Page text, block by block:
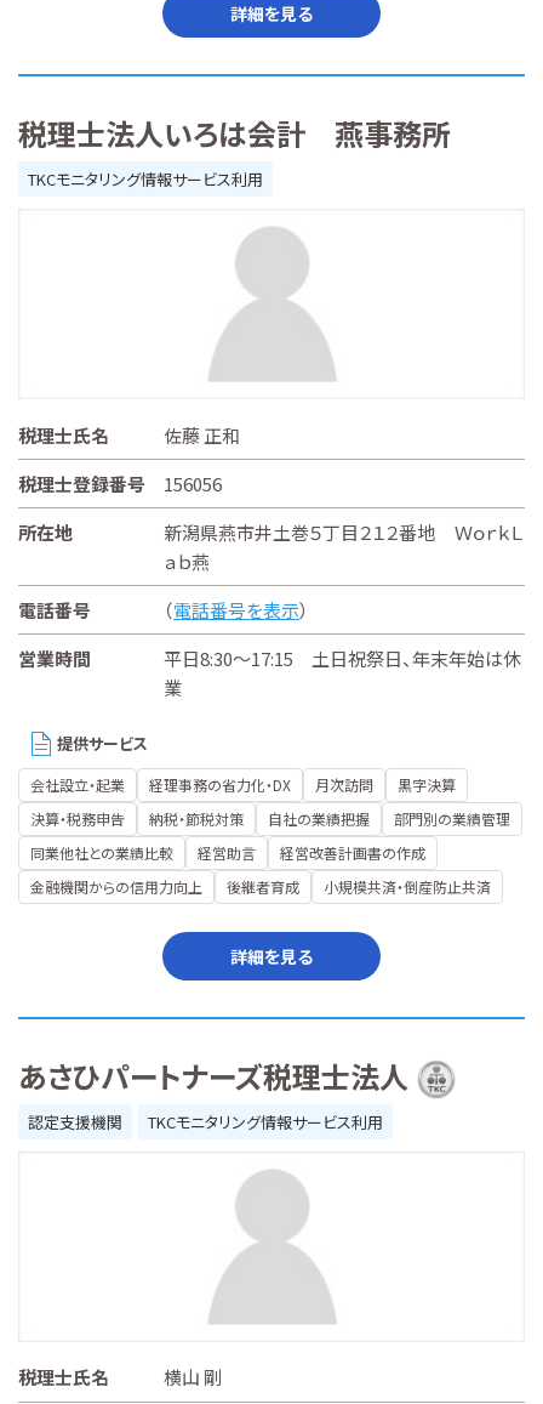
詳細を見る
税理士法人いろは会計 燕事務所
TKCモニタリング情報サービス利用
税理士氏名
佐藤 正和
税理士登録番号
156056
所在地
新潟県燕市井土巻５丁目２１２番地 ＷｏｒｋＬ
ａｂ燕
電話番号
（電話番号を表示）
営業時間
平日8:30～17:15 土日祝祭日、年末年始は休
業
提供サービス
会社設立・起業 経理事務の省力化・DX 月次訪問
黒字決算
決算・税務申告
納税・節税対策 自社の業績把握
部門別の業績管理
同業他社との業績比較
経営助言
経営改善計画書の作成
金融機関からの信用力向上
後継者育成 小規模共済・倒産防止共済
詳細を見る
あさひパートナーズ税理士法人
認定支援機関 TKCモニタリング情報サービス利用
税理士氏名
横山 剛